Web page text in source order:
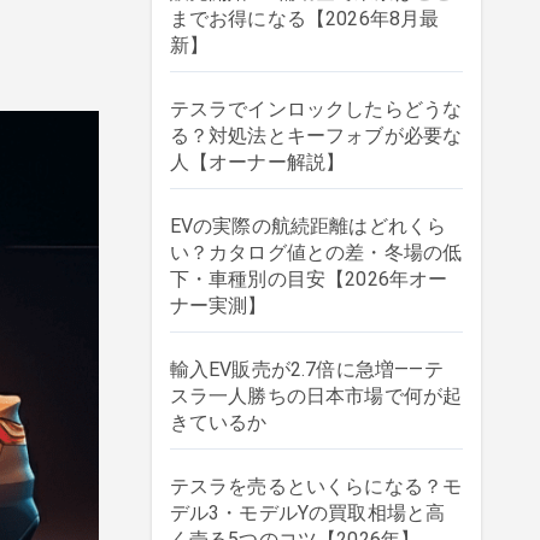
までお得になる【2026年8月最
新】
テスラでインロックしたらどうな
る？対処法とキーフォブが必要な
人【オーナー解説】
EVの実際の航続距離はどれくら
い？カタログ値との差・冬場の低
下・車種別の目安【2026年オー
ナー実測】
輸入EV販売が2.7倍に急増——テ
スラ一人勝ちの日本市場で何が起
きているか
テスラを売るといくらになる？モ
デル3・モデルYの買取相場と高